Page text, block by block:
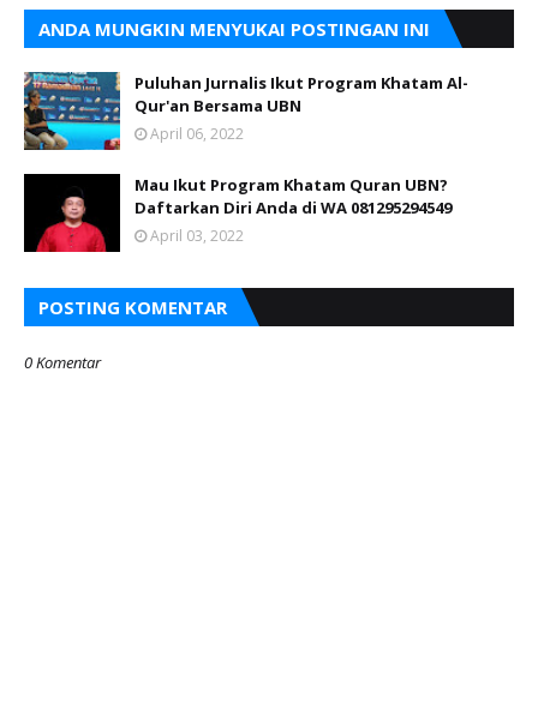
ANDA MUNGKIN MENYUKAI POSTINGAN INI
Puluhan Jurnalis Ikut Program Khatam Al-
Qur'an Bersama UBN
April 06, 2022
Mau Ikut Program Khatam Quran UBN?
Daftarkan Diri Anda di WA 081295294549
April 03, 2022
POSTING KOMENTAR
0 Komentar